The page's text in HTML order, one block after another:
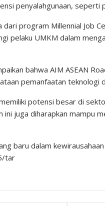
penyalahgunaan, seperti
program Millennial Job
pelaku UMKM dalam
bahwa AIM ASEAN
pemanfaatan teknologi
potensi besar di
juga diharapkan mampu
baru dalam
tar